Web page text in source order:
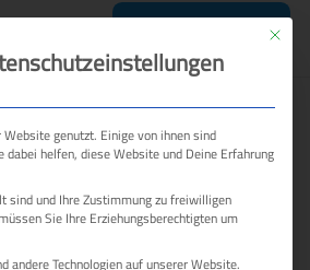
Termin sichern Mit
genutzt. Einige von ihnen sind
dabei helfen, diese Website und Deine Erfahrung
sind und Ihre Zustimmung zu freiwilligen
Sie Ihre Erziehungsberechtigten um
andere Technologien auf unserer Website.